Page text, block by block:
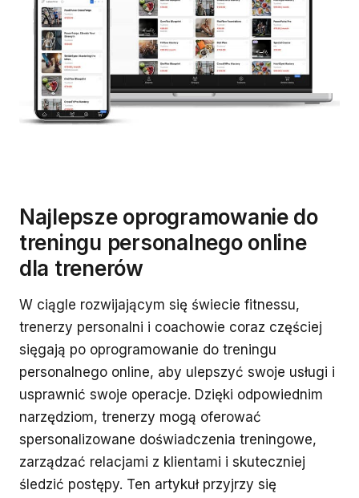
Najlepsze oprogramowanie do
treningu personalnego online
dla trenerów
W ciągle rozwijającym się świecie fitnessu,
trenerzy personalni i coachowie coraz częściej
sięgają po oprogramowanie do treningu
personalnego online, aby ulepszyć swoje usługi i
usprawnić swoje operacje. Dzięki odpowiednim
narzędziom, trenerzy mogą oferować
spersonalizowane doświadczenia treningowe,
zarządzać relacjami z klientami i skuteczniej
śledzić postępy. Ten artykuł przyjrzy się